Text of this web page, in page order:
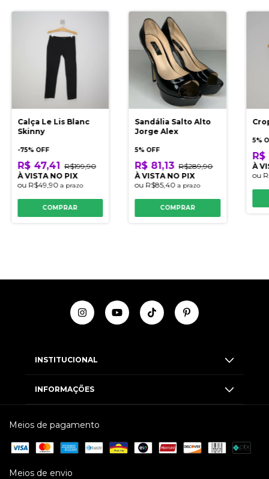
Calça Le Lis Blanc
Skinny
-75% OFF
R$ 47,41 R$199,90
À VISTA NO PIX
ou R$49,90 a prazo
COMPRAR
Sandália Salto Alto
Jorge Alex
5% OFF
R$ 81,13 R$289,90
À VISTA NO PIX
ou R$85,40a prazo
COMPRAR
5%
R$
À
ou
INSTITUCIONAL
INFORMAÇÕES
Meios de pagamento
Meios de envio